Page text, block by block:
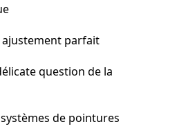
parfait
question de la
de pointures